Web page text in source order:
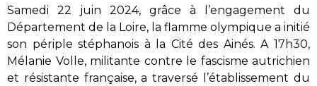
Samedi 22 juin 2024, grâce à l’engagement du
Département de la Loire, la flamme olympique a initié
son périple stéphanois à la Cité des Ainés. A 17h30,
Mélanie Volle, militante contre le fascisme autrichien
et résistante française, a traversé l’établissement du